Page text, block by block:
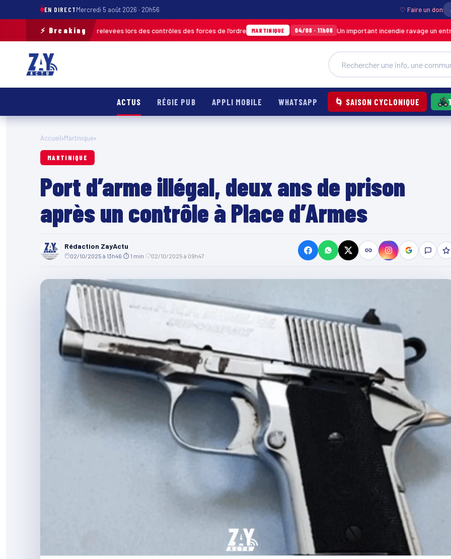
EN DIRECTMercredi 5 août 2026 · 20h56 ♡ Faire un don
⚡ Breaking
120 infractions relevées lors des contrôles des forces de l’ordre MARTINIQUE 04/08 · 11h06 Un important incendie ravage un entrepôt de
ACTUS RÉGIE PUB APPLI MOBILE WHATSAPP 🌀 SAISON CYCLONIQUE
Accueil›Martinique›
MARTINIQUE
Port d’arme illégal, deux ans de prison
après un contrôle à Place d’Armes
Rédaction ZayActu
02/10/2025 à 13h46 ⏱ 1 min 02/10/2025 à 09h47